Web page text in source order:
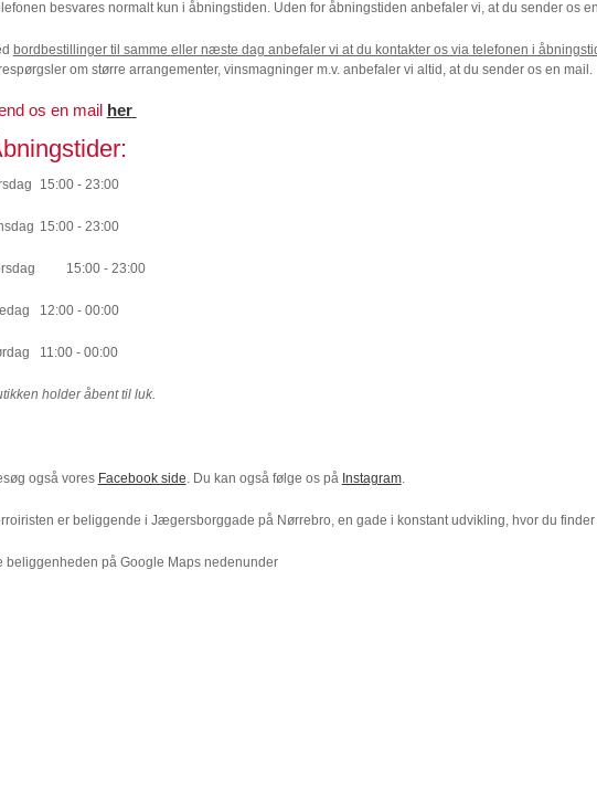
besvares normalt kun i åbningstiden. Uden for åbningstiden anbefaler vi, at du sender os
bordbestillinger til samme eller næste dag anbefaler vi at du kontakter os via telefonen i
om større arrangementer, vinsmagninger m.v. anbefaler vi altid, at du sender os en mail.
os en mail her
15:00 - 23:00
15:00 - 23:00
15:00 - 23:00
12:00 - 00:00
11:00 - 00:00
holder åbent til luk.
også vores Facebook side . Du kan også følge os på Instagram.
er beliggende i Jægersborggade på Nørrebro, en gade i konstant udvikling, hvor du
beliggenheden på Google Maps nedenunder